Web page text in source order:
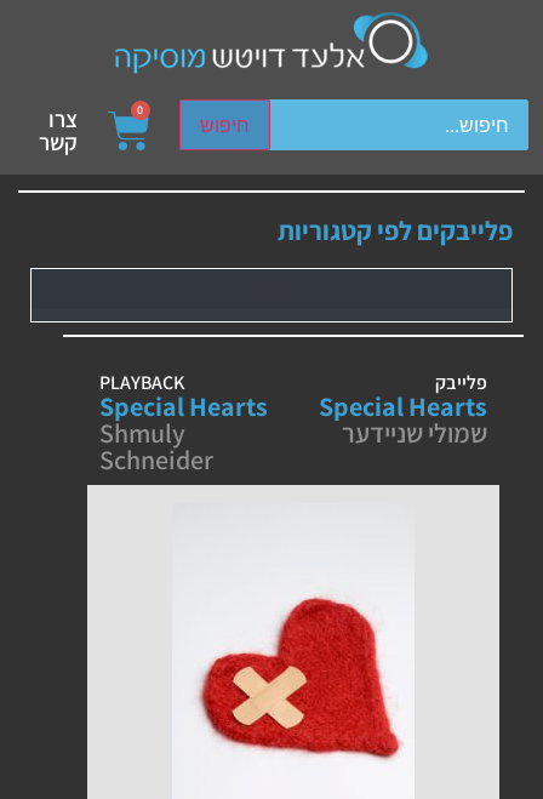
חיפוש
device users, explore by touch or with swipe gestures.
0 צרו
קשר
פלייבקים לפי קטגוריות
פלייבק
Special Hearts
שמולי שניידער
PLAYBACK
Special Hearts
Shmuly
Schneider